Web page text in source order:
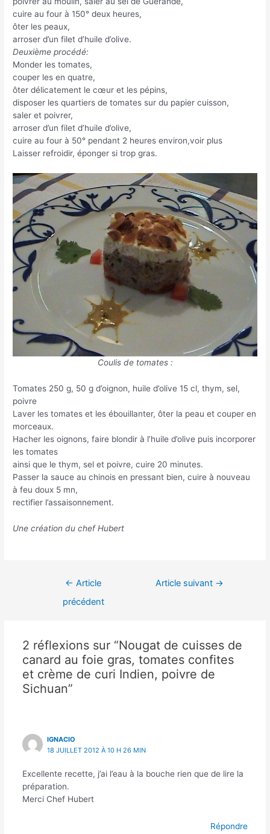
cuire au four à 150° deux heures,
ôter les peaux,
arroser d’un filet d’huile d’olive.
Deuxième procédé:
Monder les tomates,
couper les en quatre,
ôter délicatement le cœur et les pépins,
disposer les quartiers de tomates sur du papier cuisson,
saler et poivrer,
arroser d’un filet d’huile d’olive,
cuire au four à 50° pendant 2 heures environ,voir plus
Laisser refroidir, éponger si trop gras.
Coulis de tomates :
Tomates 250 g, 50 g d’oignon, huile d’olive 15 cl, thym, sel,
poivre
Laver les tomates et les ébouillanter, ôter la peau et couper en
morceaux.
Hacher les oignons, faire blondir à l’huile d’olive puis incorporer
les tomates
ainsi que le thym, sel et poivre, cuire 20 minutes.
Passer la sauce au chinois en pressant bien, cuire à nouveau
à feu doux 5 mn,
rectifier l’assaisonnement.
Une création du chef Hubert
Navigation← Article
précédent
Article suivant →
2 réflexions sur “Nougat de cuisses de
canard au foie gras, tomates confites
et crème de curi Indien, poivre de
Sichuan”
IGNACIO
18 JUILLET 2012 À 10 H 26 MIN
Excellente recette, j’ai l’eau à la bouche rien que de lire la
préparation.
Merci Chef Hubert
Répondre